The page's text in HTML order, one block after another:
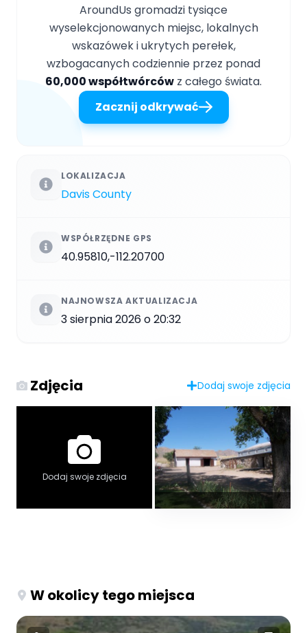
AroundUs gromadzi tysiące
wyselekcjonowanych miejsc, lokalnych
wskazówek i ukrytych perełek,
wzbogacanych codziennie przez ponad
60,000 współtwórców z całego świata.
Zacznij odkrywać
LOKALIZACJA
Davis County
WSPÓŁRZĘDNE GPS
40.95810,-112.20700
NAJNOWSZA AKTUALIZACJA
3 sierpnia 2026 o 20:32
Zdjęcia Dodaj swoje zdjęcia
Dodaj swoje zdjęcia
W okolicy tego miejsca